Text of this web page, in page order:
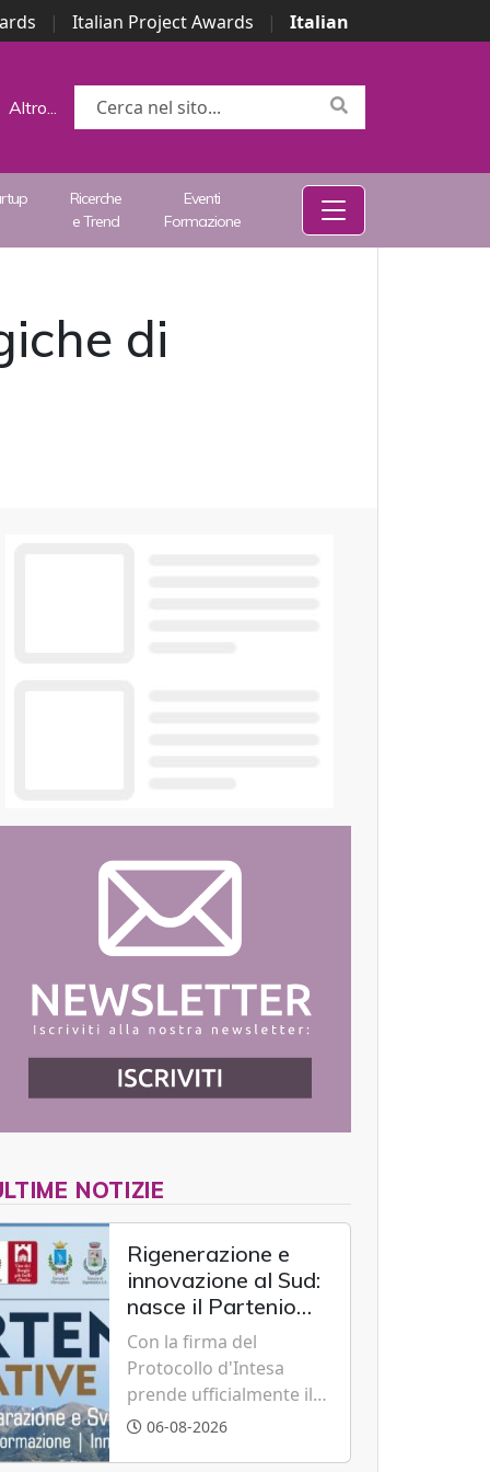
| Italian Project Awards |
Italian
Altro...
Ricerche
e Trend
Eventi
Formazione
di
NOTIZIE
Rigenerazione e
innovazione al Sud:
nasce il Partenio
Creative Hub per il
rilancio del
territorio
Con la firma del
Protocollo d'Intesa
prende ufficialmente il
via il recupero dell'ex
06-08-2026